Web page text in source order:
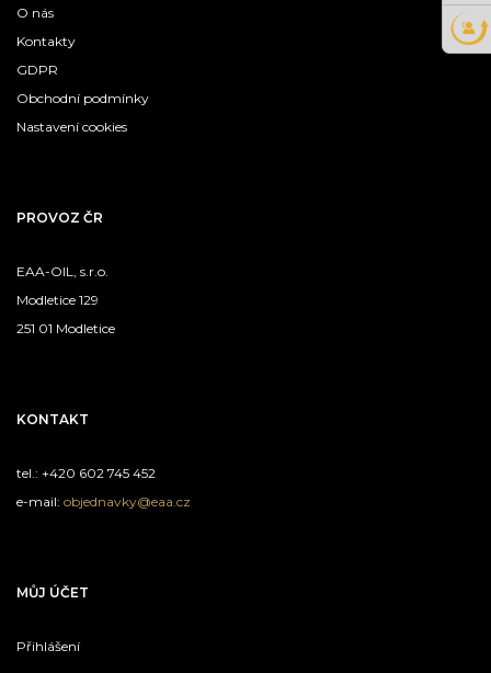
O nás
Kontakty
GDPR
Obchodní podmínky
Nastavení cookies
PROVOZ ČR
EAA-OIL, s.r.o.
Modletice 129
251 01 Modletice
KONTAKT
tel.: +420 602 745 452
e-mail: objednavky@eaa.cz
MŮJ ÚČET
Přihlášení